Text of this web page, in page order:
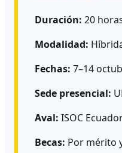
Duración: 20
Modalidad:
Fechas: 7–14
Sede presencial:
Aval: ISOC
Becas: Por mérito